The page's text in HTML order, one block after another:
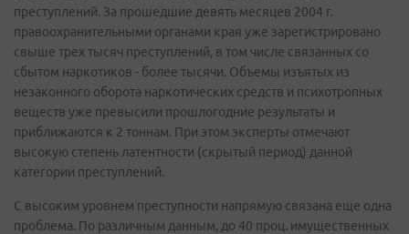
преступлений. За прошедшие девять месяцев 2004 г.
правоохранительными органами края уже зарегистрировано
свыше трех тысяч преступлений, в том числе связанных со
сбытом наркотиков - более тысячи. Объемы изъятых из
незаконного оборота наркотических средств и психотропных
веществ уже превысили прошлогодние результаты и
приближаются к 2 тоннам. При этом эксперты отмечают
высокую степень латентности (скрытый период) данной
категории преступлений.
С высоким уровнем преступности напрямую связана еще одна
проблема. По различным данным, до 40 проц. имущественных